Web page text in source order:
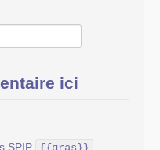
ici
SPIP